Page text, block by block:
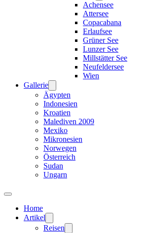
Achensee
Attersee
Copacabana
Erlaufsee
Grüner See
Lunzer See
Millstätter See
Neufeldersee
Wien
Gallerie
Ägypten
Indonesien
Kroatien
Malediven 2009
Mexiko
Mikronesien
Norwegen
Österreich
Sudan
Ungarn
Home
Artikel
Reisen